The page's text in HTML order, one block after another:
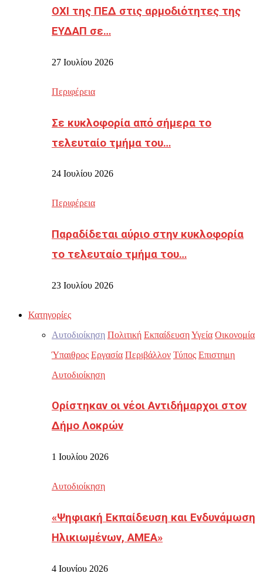
ΟΧΙ της ΠΕΔ στις αρμοδιότητες της
ΕΥΔΑΠ σε…
27 Ιουλίου 2026
Περιφέρεια
Σε κυκλοφορία από σήμερα το
τελευταίο τμήμα του…
24 Ιουλίου 2026
Περιφέρεια
Παραδίδεται αύριο στην κυκλοφορία
το τελευταίο τμήμα του…
23 Ιουλίου 2026
Κατηγορίες
Αυτοδιοίκηση Πολιτική ΕκπαίδευσηΥγεία Οικονομία
Ύπαιθρος Εργασία Περιβάλλον Τύπος Επιστημη
Αυτοδιοίκηση
Ορίστηκαν οι νέοι Αντιδήμαρχοι στον
Δήμο Λοκρών
1 Ιουλίου 2026
Αυτοδιοίκηση
«Ψηφιακή Εκπαίδευση και Ενδυνάμωση
Ηλικιωμένων, ΑΜΕΑ»
4 Ιουνίου 2026